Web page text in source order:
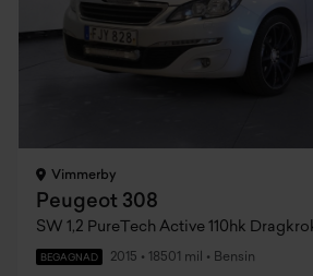
Vimmerby
Peugeot 308
SW 1,2 PureTech Active 110hk
BEGAGNAD 2015 • 18501 mil • Bensin